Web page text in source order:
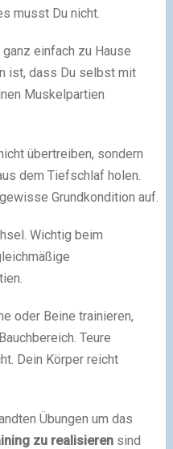
musst Du nicht.
einfach zu Hause
ist, dass Du selbst mit
Muskelpartien
übertreiben, sondern
dem Tiefschlaf holen.
Grundkondition auf.
Wichtig beim
oder Beine trainieren,
Teure
Dein Körper reicht
Übungen um das
zu realisierensind